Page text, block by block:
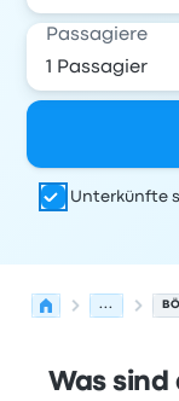
Passagiere
Unterkünfte
...
Was sind